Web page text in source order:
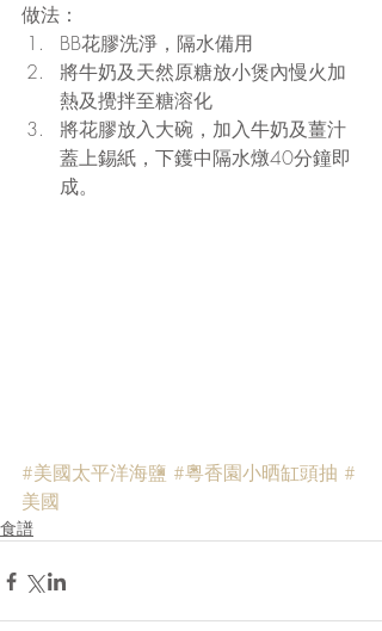
做法：
BB花膠洗淨，隔水備用
將牛奶及天然原糖放小煲內慢火加
熱及攪拌至糖溶化
將花膠放入大碗，加入牛奶及薑汁
蓋上錫紙，下鑊中隔水燉40分鐘即
成。
#美國太平洋海鹽 #粵香園小晒缸頭抽 #
美國
食譜